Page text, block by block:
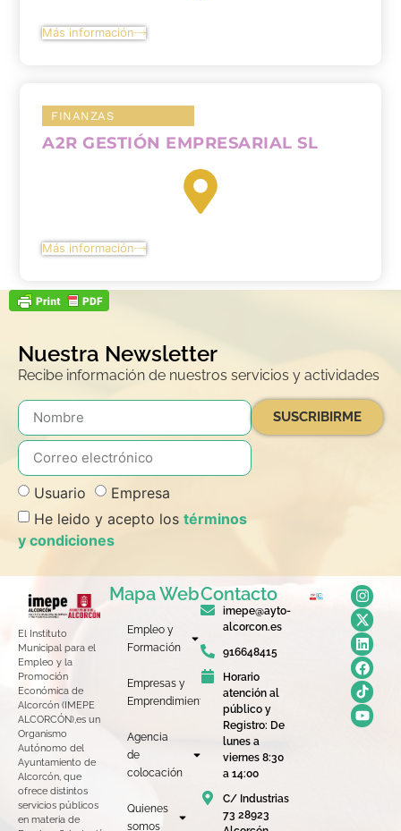
Más información
FINANZAS
A2R GESTIÓN EMPRESARIAL SL
Más información
Nuestra Newsletter
Recibe información de nuestros servicios y actividades
Usuario
Empresa
He leido y acepto los términos
y condiciones
SUSCRIBIRME
El Instituto
Municipal para el
Empleo y la
Promoción
Económica de
Alcorcón (IMEPE
ALCORCÓN),es un
Organismo
Autónomo del
Ayuntamiento de
Alcorcón, que
ofrece distintos
servicios públicos
en materia de
Mapa Web
Empleo y
Formación
Empresas y
Emprendimiento
Agencia
de
colocación
Quienes
somos
Contacto
imepe@ayto-
alcorcon.es
916648415
Horario
atención al
público y
Registro: De
lunes a
viernes 8:30
a 14:00
C/ Industrias
73 28923